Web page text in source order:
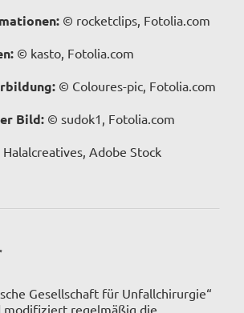
© rocketclips, Fotolia.com
© kasto, Fotolia.com
© Coloures-pic, Fotolia.com
Bild: © sudok1, Fotolia.com
Adobe Stock
Gesellschaft für Unfallchirurgie“
modifiziert regelmäßig die